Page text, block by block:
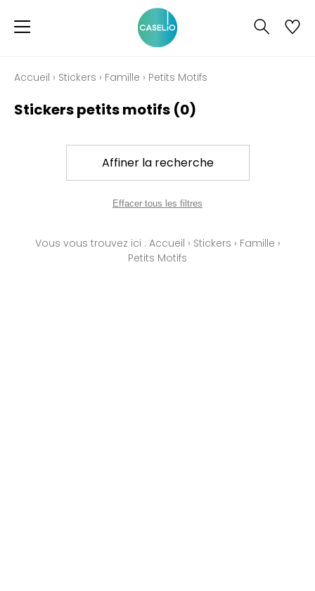
Accueil › Stickers › Famille › Petits Motifs
Stickers petits motifs (0)
Affiner la recherche
Effacer tous les filtres
Vous vous trouvez ici : Accueil › Stickers › Famille ›
Petits Motifs